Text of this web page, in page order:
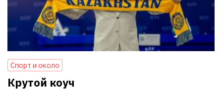
Спорт и около
Крутой коуч